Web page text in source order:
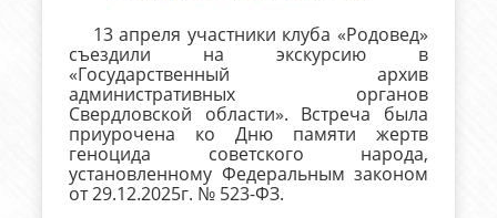
13 апреля участники клуба «Родовед»
съездили на экскурсию в
«Государственный архив
административных органов
Свердловской области». Встреча была
приурочена ко Дню памяти жертв
геноцида советского народа,
установленному Федеральным законом
от 29.12.2025г. № 523-ФЗ.